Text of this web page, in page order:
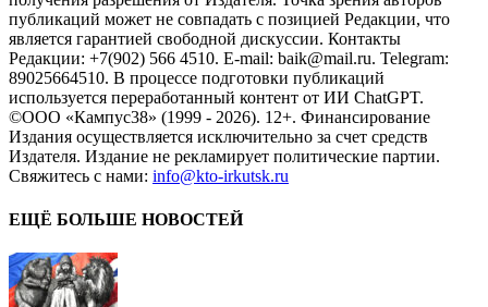
публикаций может не совпадать с позицией Редакции, что
является гарантией свободной дискуссии. Контакты
Редакции: +7(902) 566 4510. E-mail: baik@mail.ru. Telegram:
89025664510. В процессе подготовки публикаций
используется переработанный контент от ИИ ChatGPT.
©ООО «Кампус38» (1999 - 2026). 12+. Финансирование
Издания осуществляется исключительно за счет средств
Издателя. Издание не рекламирует политические партии.
Свяжитесь с нами: info@kto-irkutsk.ru
ЕЩЁ БОЛЬШЕ НОВОСТЕЙ